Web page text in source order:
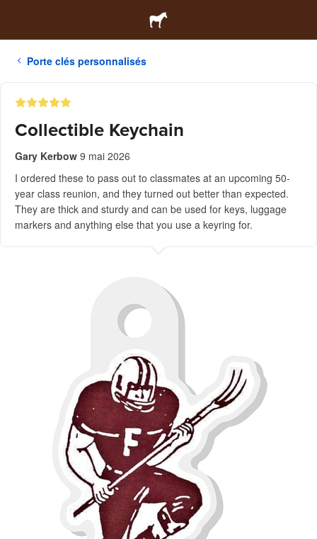
Porte clés personnalisés
Collectible Keychain
Gary Kerbow 9 mai 2026
I ordered these to pass out to classmates at an upcoming 50-
year class reunion, and they turned out better than expected.
They are thick and sturdy and can be used for keys, luggage
markers and anything else that you use a keyring for.